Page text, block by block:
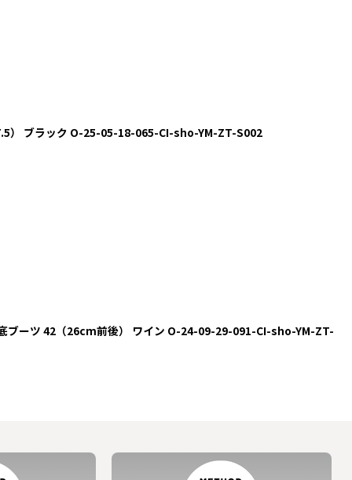
） ブラック O-25-05-18-065-CI-sho-YM-ZT-S002
ブーツ 42（26cm前後） ワイン O-24-09-29-091-CI-sho-YM-ZT-